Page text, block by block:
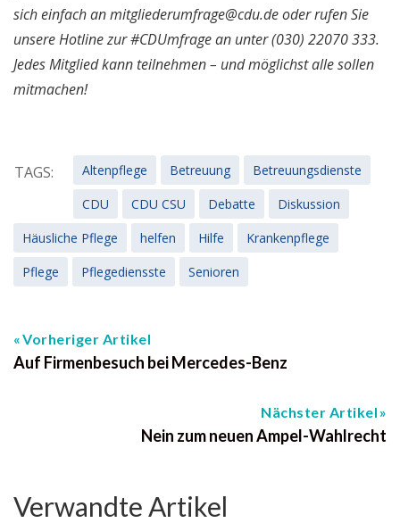
sich einfach an mitgliederumfrage@cdu.de oder rufen Sie
unsere Hotline zur #CDUmfrage an unter (030) 22070 333.
Jedes Mitglied kann teilnehmen – und möglichst alle sollen
mitmachen!
TAGS: Altenpflege Betreuung
Betreuungsdienste
CDU
CDU CSU Debatte
Diskussion
Häusliche Pflege
helfen Hilfe
Krankenpflege
Pflege
Pflegediensste Senioren
Vorheriger Artikel
Auf Firmenbesuch bei Mercedes-Benz
Nächster Artikel
Nein zum neuen Ampel-Wahlrecht
Verwandte Artikel